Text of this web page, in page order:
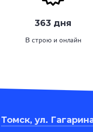
363 дня
В строю и онлайн
Томск, ул.